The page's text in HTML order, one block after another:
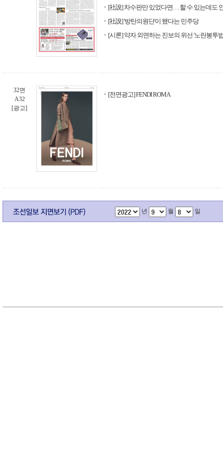
[社說] 차수판만 있었다면… 할 수 있는데도
[社說] '방탄의원단'이 됐다는 민주당
[시론] 약자 외면하는 진보의 위선 '노란봉투
32면
A32
[광고]
[전면광고] FENDI ROMA
년 월 일